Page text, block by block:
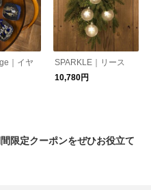
｜イヤ
SPARKLE｜リース
10,780円
限定クーポンをぜひお役立て